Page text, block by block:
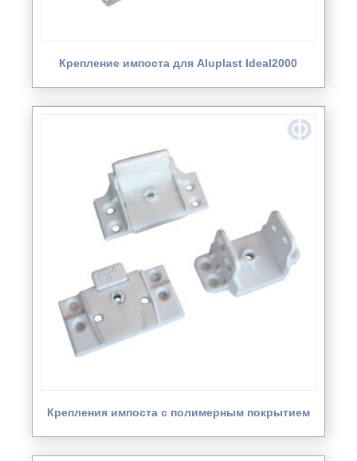
Крепление импоста для Aluplast Ideal2000
Крепления импоста с полимерным покрытием